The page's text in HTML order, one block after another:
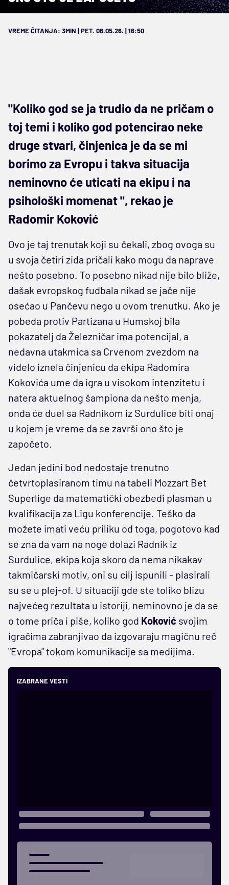
VREME ČITANJA: 3MIN | PET. 08.05.26. | 16:50
"Koliko god se ja trudio da ne pričam o
toj temi i koliko god potencirao neke
druge stvari, činjenica je da se mi
borimo za Evropu i takva situacija
neminovno će uticati na ekipu i na
psihološki momenat ", rekao je
Radomir Koković
Ovo je taj trenutak koji su čekali, zbog ovoga su
u svoja četiri zida pričali kako mogu da naprave
nešto posebno. To posebno nikad nije bilo bliže,
dašak evropskog fudbala nikad se jače nije
osećao u Pančevu nego u ovom trenutku. Ako je
pobeda protiv Partizana u Humskoj bila
pokazatelj da Železničar ima potencijal, a
nedavna utakmica sa Crvenom zvezdom na
videlo iznela činjenicu da ekipa Radomira
Kokovića ume da igra u visokom intenzitetu i
natera aktuelnog šampiona da nešto menja,
onda će duel sa Radnikom iz Surdulice biti onaj
u kojem je vreme da se završi ono što je
započeto.
Jedan jedini bod nedostaje trenutno
četvrtoplasiranom timu na tabeli Mozzart Bet
Superlige da matematički obezbedi plasman u
kvalifikacija za Ligu konferencije. Teško da
možete imati veću priliku od toga, pogotovo kad
se zna da vam na noge dolazi Radnik iz
Surdulice, ekipa koja skoro da nema nikakav
takmičarski motiv, oni su cilj ispunili - plasirali
su se u plej-of. U situaciji gde ste toliko blizu
najvećeg rezultata u istoriji, neminovno je da se
o tome priča i piše, koliko god Koković svojim
igračima zabranjivao da izgovaraju magičnu reč
"Evropa" tokom komunikacije sa medijima.
IZABRANE VESTI